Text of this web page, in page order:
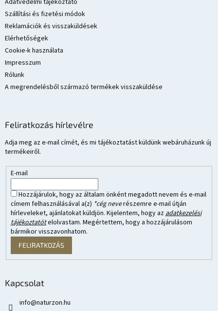
Adatvédelmi tájékoztató
Szállítási és fizetési módok
Reklamációk és visszaküldések
Elérhetőségek
Cookie-k használata
Impresszum
Rólunk
A megrendelésből származó termékek visszaküldése
Feliratkozás hírlevélre
Adja meg az e-mail címét, és mi tájékoztatást küldünk webáruházunk új
termékeiről.
E-mail
Hozzájárulok, hogy az általam önként megadott nevem és e-mail
címem felhasználásával a(z) *cég neverészemre e-mail útján
hírleveleket, ajánlatokat küldjön. Kijelentem, hogy azadatkezelési
tájékoztatótelolvastam. Megértettem, hogy a hozzájárulásom
bármikor visszavonhatom.
FELIRATKOZÁS
Kapcsolat
info@naturzon.hu